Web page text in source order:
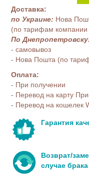
Доставка:
по Украине: Нова
(по тарифам компании
По
- самовывоз
- Нова Пошта (по
Оплата:
- При получении
- Перевод на карту
- Перевод на кошелек
Гарантия
Возврат/
случае